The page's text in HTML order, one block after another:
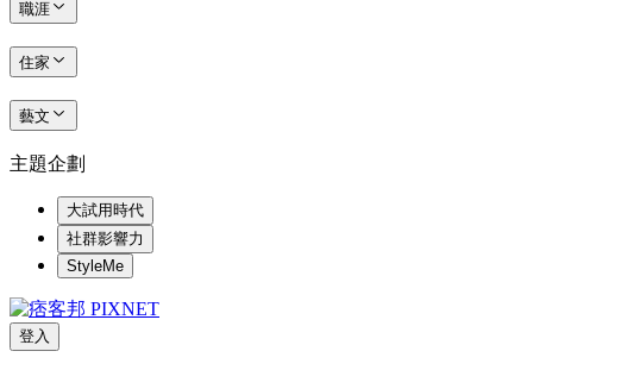
職涯
住家
藝文
主題企劃
大試用時代
社群影響力
StyleMe
登入